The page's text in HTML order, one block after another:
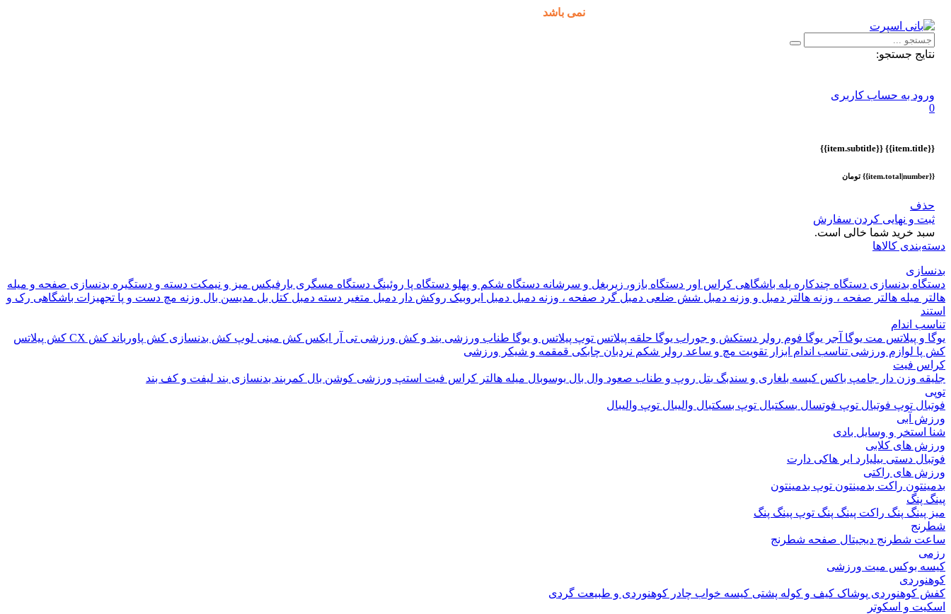
نمی باشد
نتایج جستجو:
ورود به حساب کاربری
0
{{item.title}}
{{item.subtitle}}
{{item.total|number}} تومان
حذف
ثبت و نهایی کردن سفارش
سبد خرید شما خالی است.
دسته‌بندی کالاها
بدنسازی
دستگاه بدنسازی دستگاه چندکاره پله باشگاهی کراس اور دستگاه بازو، زیربغل و سرشانه دستگاه شکم و پهلو دستگاه پا روئینگ دستگاه مسگری بارفیکس میز و نیمکت دسته و دستگیره بدنسازی صفحه و میله
هالتر میله هالتر صفحه ، وزنه هالتر دمبل و وزنه دمبل شش ضلعی دمبل گرد صفحه ، وزنه دمبل دمبل ایروبیک روکش دار دمبل متغیر دسته دمبل کتل بل مدیسن بال وزنه مچ دست و پا تجهیزات باشگاهی رک و
استند
تناسب اندام
یوگا و پیلاتس مت یوگا آجر یوگا فوم رولر دستکش و جوراب یوگا حلقه پیلاتس توپ پیلاتس و یوگا طناب ورزشی بند و کش ورزشی تی آر ایکس کش مینی لوپ کش بدنسازی کش پاورباند کش CX
کش پیلاتس
کش پا لوازم ورزشی تناسب اندام ابزار تقویت مچ و ساعد رولر شکم نردبان چابکی قمقمه و شیکر ورزشی
کراس فیت
جلیقه وزن دار جامپ باکس کیسه بلغاری و سندبگ بتل روپ و طناب صعود وال بال بوسوبال میله هالتر کراس فیت استپ ورزشی کوشن بال کمربند بدنسازی بند لیفت و کف بند
توپی
فوتبال توپ فوتبال توپ فوتسال بسکتبال توپ بسکتبال والیبال توپ والیبال
ورزش آبی
شنا استخر و وسایل بادی
ورزش های کلابی
فوتبال دستی بیلیارد ایر هاکی دارت
ورزش های راکتی
بدمینتون راکت بدمینتون توپ بدمینتون
پینگ پنگ
میز پینگ پنگ راکت پینگ پنگ توپ پینگ پنگ
شطرنج
ساعت شطرنج دیجیتال صفحه شطرنج
رزمی
کیسه بوکس میت ورزشی
کوهنوردی
کفش کوهنوردی پوشاک کیف و کوله پشتی کیسه خواب چادر کوهنوردی و طبیعت گردی
اسکیت و اسکوتر